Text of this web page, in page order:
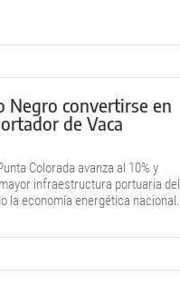
Negro convertirse en
de Vaca
Colorada avanza al 10% y
infraestructura portuaria del
la economía energética nacional.